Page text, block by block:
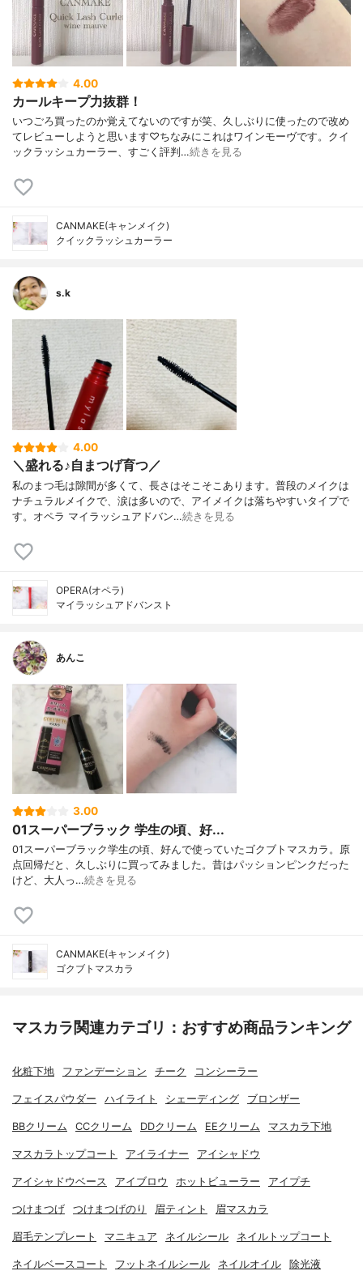
4.00
カールキープ力抜群！
いつごろ買ったのか覚えてないのですが笑、久しぶりに使ったので改め
てレビューしようと思います♡ちなみにこれはワインモーヴです。クイ
ックラッシュカーラー、すごく評判…続きを見る
CANMAKE(キャンメイク)
クイックラッシュカーラー
s.k
4.00
＼盛れる♪自まつげ育つ／
私のまつ毛は隙間が多くて、長さはそこそこあります。普段のメイクは
ナチュラルメイクで、涙は多いので、アイメイクは落ちやすいタイプで
す。オペラ マイラッシュアドバン…続きを見る
OPERA(オペラ)
マイラッシュアドバンスト
あんこ
3.00
01スーパーブラック 学生の頃、好...
01スーパーブラック学生の頃、好んで使っていたゴクブトマスカラ。原
点回帰だと、久しぶりに買ってみました。昔はパッションピンクだった
けど、大人っ…続きを見る
CANMAKE(キャンメイク)
ゴクブトマスカラ
マスカラ関連カテゴリ：おすすめ商品ランキング
化粧下地 ファンデーション チーク コンシーラー
フェイスパウダー ハイライト シェーディング ブロンザー
BBクリーム CCクリーム DDクリーム EEクリーム マスカラ下地
マスカラトップコート アイライナー アイシャドウ
アイシャドウベース アイブロウ ホットビューラー アイプチ
つけまつげ つけまつげのり 眉ティント 眉マスカラ
眉毛テンプレート マニキュア ネイルシール ネイルトップコート
ネイルベースコート フットネイルシール ネイルオイル 除光液